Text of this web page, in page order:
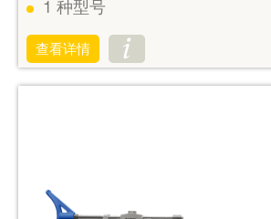
1 种型号
查看详情